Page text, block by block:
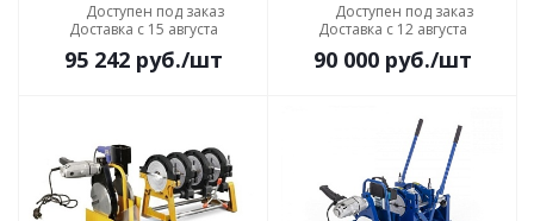
Доступен под заказ
Доставка с 15 августа
95 242руб./шт
Доступен под заказ
Доставка с 12 августа
90 000руб./шт